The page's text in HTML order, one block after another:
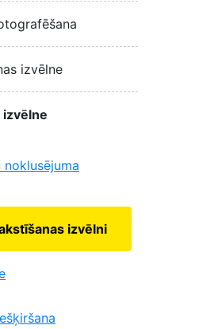
izvēlne
noklusējuma
izvēlni